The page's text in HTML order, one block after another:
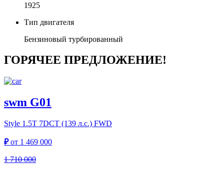
1925
Тип двигателя
Бензиновый турбированный
ГОРЯЧЕЕ ПРЕДЛОЖЕНИЕ!
swm G01
Style 1.5T 7DCT (139 л.с.) FWD
₽от 1 469 000
1 710 000